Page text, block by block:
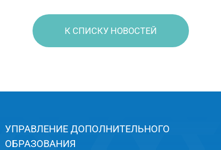
К СПИСКУ НОВОСТЕЙ
УПРАВЛЕНИЕ ДОПОЛНИТЕЛЬНОГО
ОБРАЗОВАНИЯ